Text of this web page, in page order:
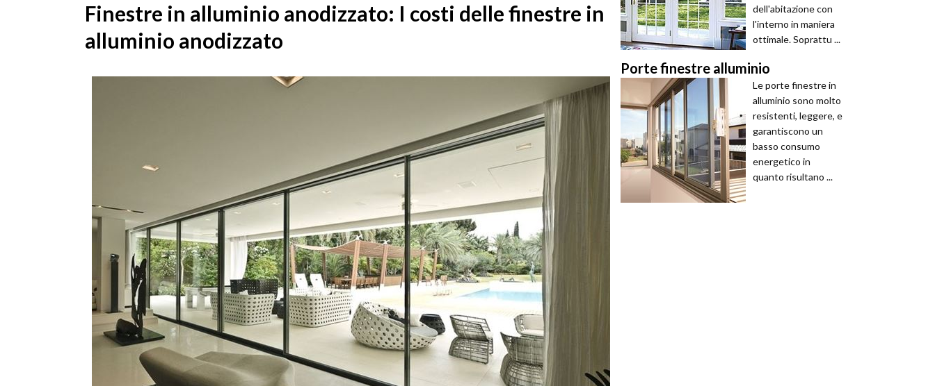
Finestre in alluminio anodizzato: I costi delle finestre in
alluminio anodizzato
dell'abitazione con
l'interno in maniera
ottimale. Soprattu ...
Porte finestre alluminio
Le porte finestre in
alluminio sono molto
resistenti, leggere, e
garantiscono un
basso consumo
energetico in
quanto risultano ...